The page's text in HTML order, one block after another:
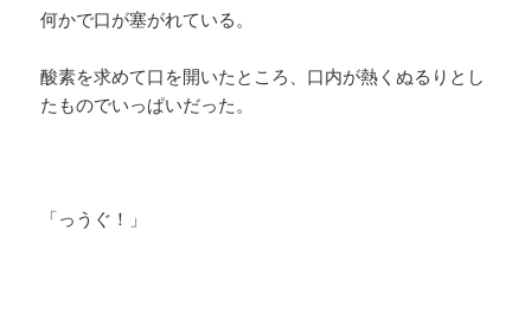
何かで口が塞がれている。
酸素を求めて口を開いたところ、口内が熱くぬるりとし
たものでいっぱいだった。
「っうぐ！」